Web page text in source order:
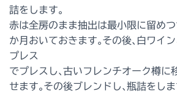
詰をします。
赤は全房のまま抽出は最小限に留め
か月おいておきます｡その後､白ワイ
プレス
でプレスし､古いフレンチオーク樽に
せます｡その後ブレンドし､瓶詰をしま